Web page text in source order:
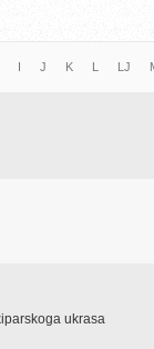
I J K L LJ
ukrasa